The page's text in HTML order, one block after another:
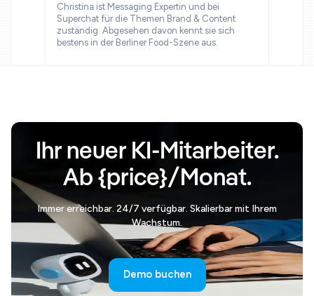
Christina ist Messaging Expertin und bei
Superchat für die Themen Brand & Content
zuständig. Abgesehen davon kennt sie sich
bestens in der Berliner Food-Szene aus.
Ihr neuer KI-Mitarbeiter.
Ab {price}/Monat.
Immer erreichbar. 24/7 verfügbar. Skalierbar mit Ihrem
Wachstum.
Demo buchen